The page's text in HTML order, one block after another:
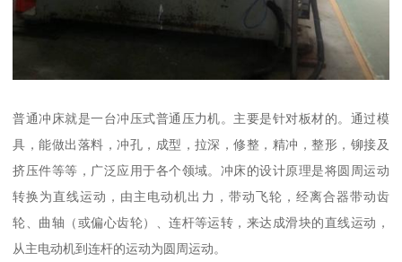
普通冲床就是一台冲压式普通压力机。主要是针对板材的。通过模
具，能做出落料，冲孔，成型，拉深，修整，精冲，整形，铆接及
挤压件等等，广泛应用于各个领域。冲床的设计原理是将圆周运动
转换为直线运动，由主电动机出力，带动飞轮，经离合器带动齿
轮、曲轴（或偏心齿轮）、连杆等运转，来达成滑块的直线运动，
从主电动机到连杆的运动为圆周运动。